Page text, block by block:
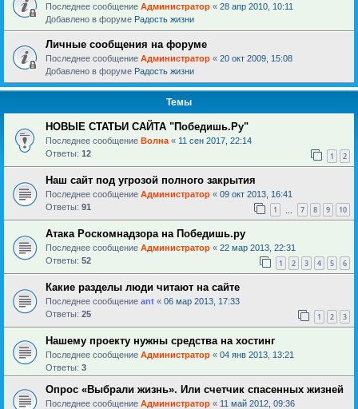
Последнее сообщение Администратор « 28 апр 2010, 10:11
Добавлено в форуме Радость жизни
Личные сообщения на форуме
Последнее сообщение Администратор « 20 окт 2009, 15:08
Добавлено в форуме Радость жизни
Темы
НОВЫЕ СТАТЬИ САЙТА "Победишь.Ру"
Последнее сообщение Волна « 11 сен 2017, 22:14
Ответы: 12 1 2
Наш сайт под угрозой полного закрытия
Последнее сообщение Администратор « 09 окт 2013, 16:41
Ответы: 91 1 7 8 9 10
Атака Роскомнадзора на Победишь.ру
Последнее сообщение Администратор « 22 мар 2013, 22:31
Ответы: 52 1 2 3 4 5 6
Какие разделы люди читают на сайте
Последнее сообщение ant « 06 мар 2013, 17:33
Ответы: 25 1 2 3
Нашему проекту нужны средства на хостинг
Последнее сообщение Администратор « 04 янв 2013, 13:21
Ответы: 3
Опрос «Выбрали жизнь». Или счетчик спасенных жизней
Последнее сообщение Администратор « 11 май 2012, 09:36